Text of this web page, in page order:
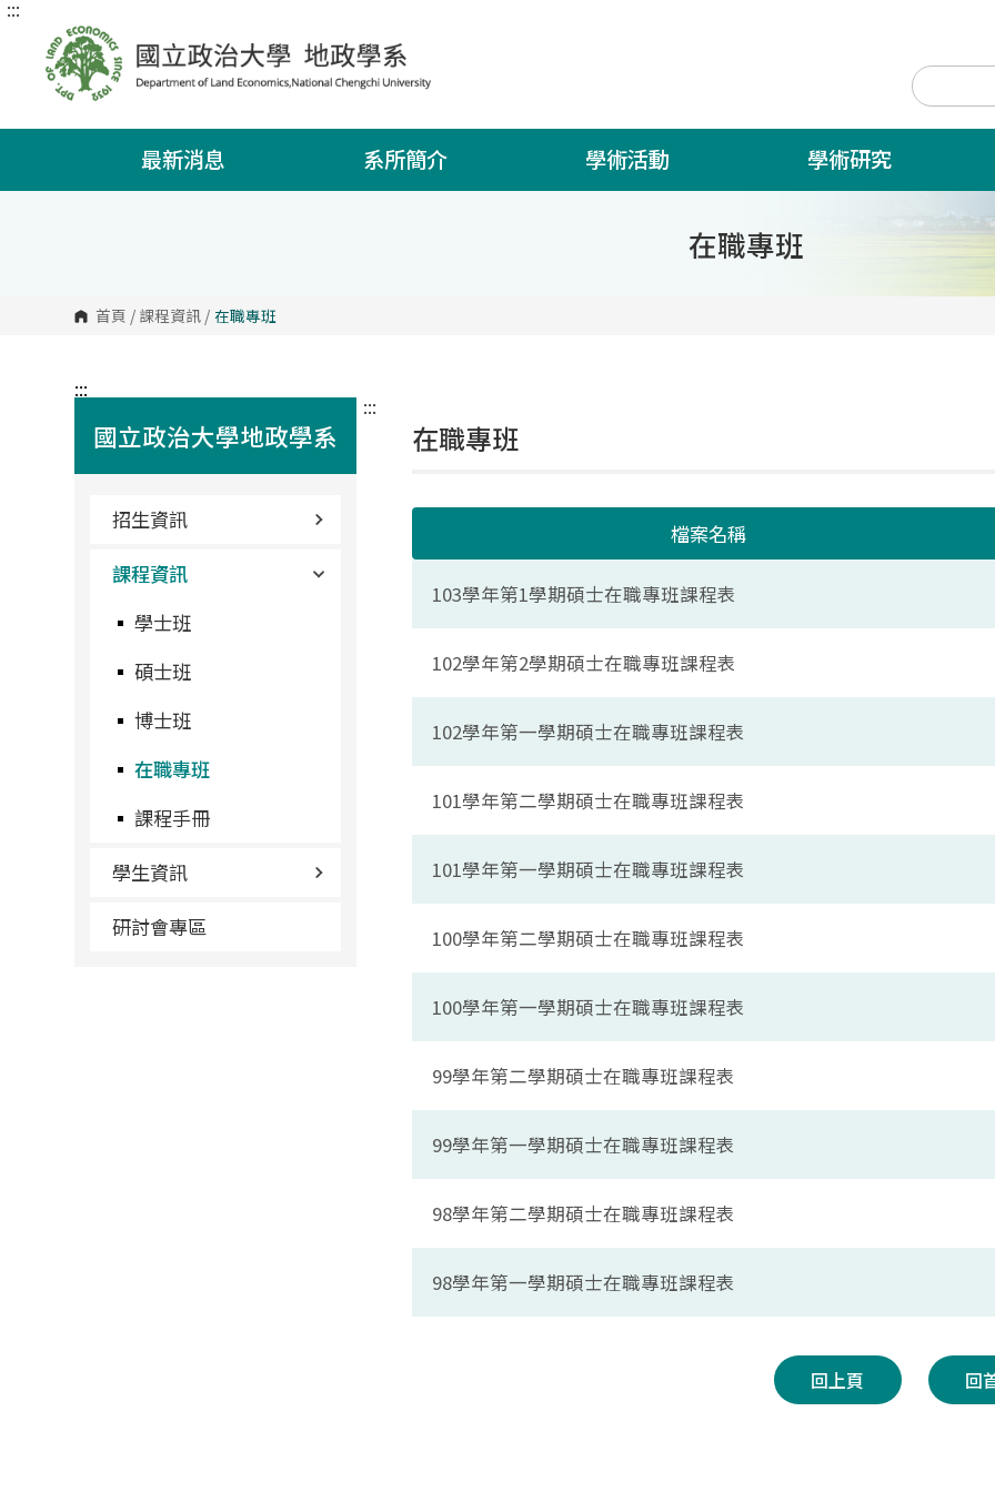
跳
塊
:::
最新消息 系所簡介 學術活動 學術研究
在職專班
首頁 / 課程資訊 / 在職專班
:::
國立政治大學地政學系
招生資訊
課程資訊
學士班
碩士班
博士班
在職專班
課程手冊
學生資訊
研討會專區
:::
在職專班
檔案名稱
103學年第1學期碩士在職專班課程表
102學年第2學期碩士在職專班課程表
102學年第一學期碩士在職專班課程表
101學年第二學期碩士在職專班課程表
101學年第一學期碩士在職專班課程表
100學年第二學期碩士在職專班課程表
100學年第一學期碩士在職專班課程表
99學年第二學期碩士在職專班課程表
99學年第一學期碩士在職專班課程表
98學年第二學期碩士在職專班課程表
98學年第一學期碩士在職專班課程表
回上頁 回